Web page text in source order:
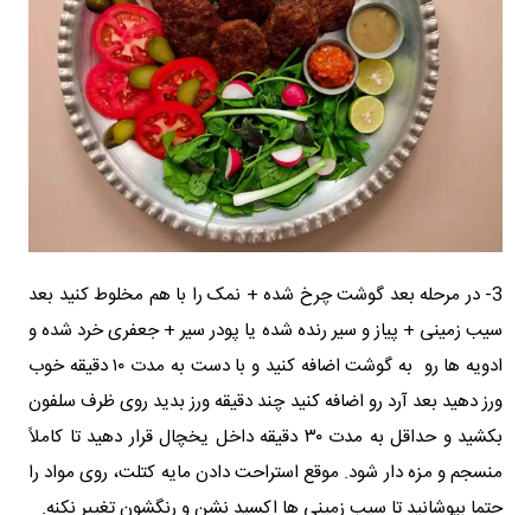
3- در مرحله بعد گوشت چرخ شده + نمک را با هم مخلوط کنید بعد
سیب زمینی + پیاز و سیر رنده شده یا پودر سیر + جعفری خرد شده و
ادویه ها رو به گوشت اضافه کنید و با دست به مدت ۱۰ دقیقه خوب
ورز دهید بعد آرد رو اضافه کنید چند دقیقه ورز بدید روی ظرف سلفون
بکشید و حداقل به مدت ۳۰ دقیقه داخل یخچال قرار دهید تا کاملاً
منسجم و مزه دار شود. موقع استراحت دادن مایه کتلت، روی مواد را
حتما بپوشانید تا سیب زمینی ها اکسید نشن و رنگشون تغییر نکنه.